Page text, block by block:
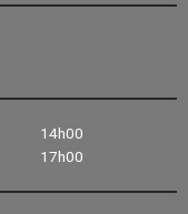
14h00
17h00